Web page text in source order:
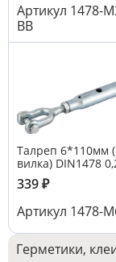
Артикул 1478-
ВВ
Талреп 6*110мм
вилка) DIN1478
339₽
Артикул 1478-
Герметики,